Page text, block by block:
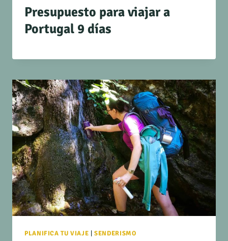
Presupuesto para viajar a
Portugal 9 días
PLANIFICA TU VIAJE |SENDERISMO